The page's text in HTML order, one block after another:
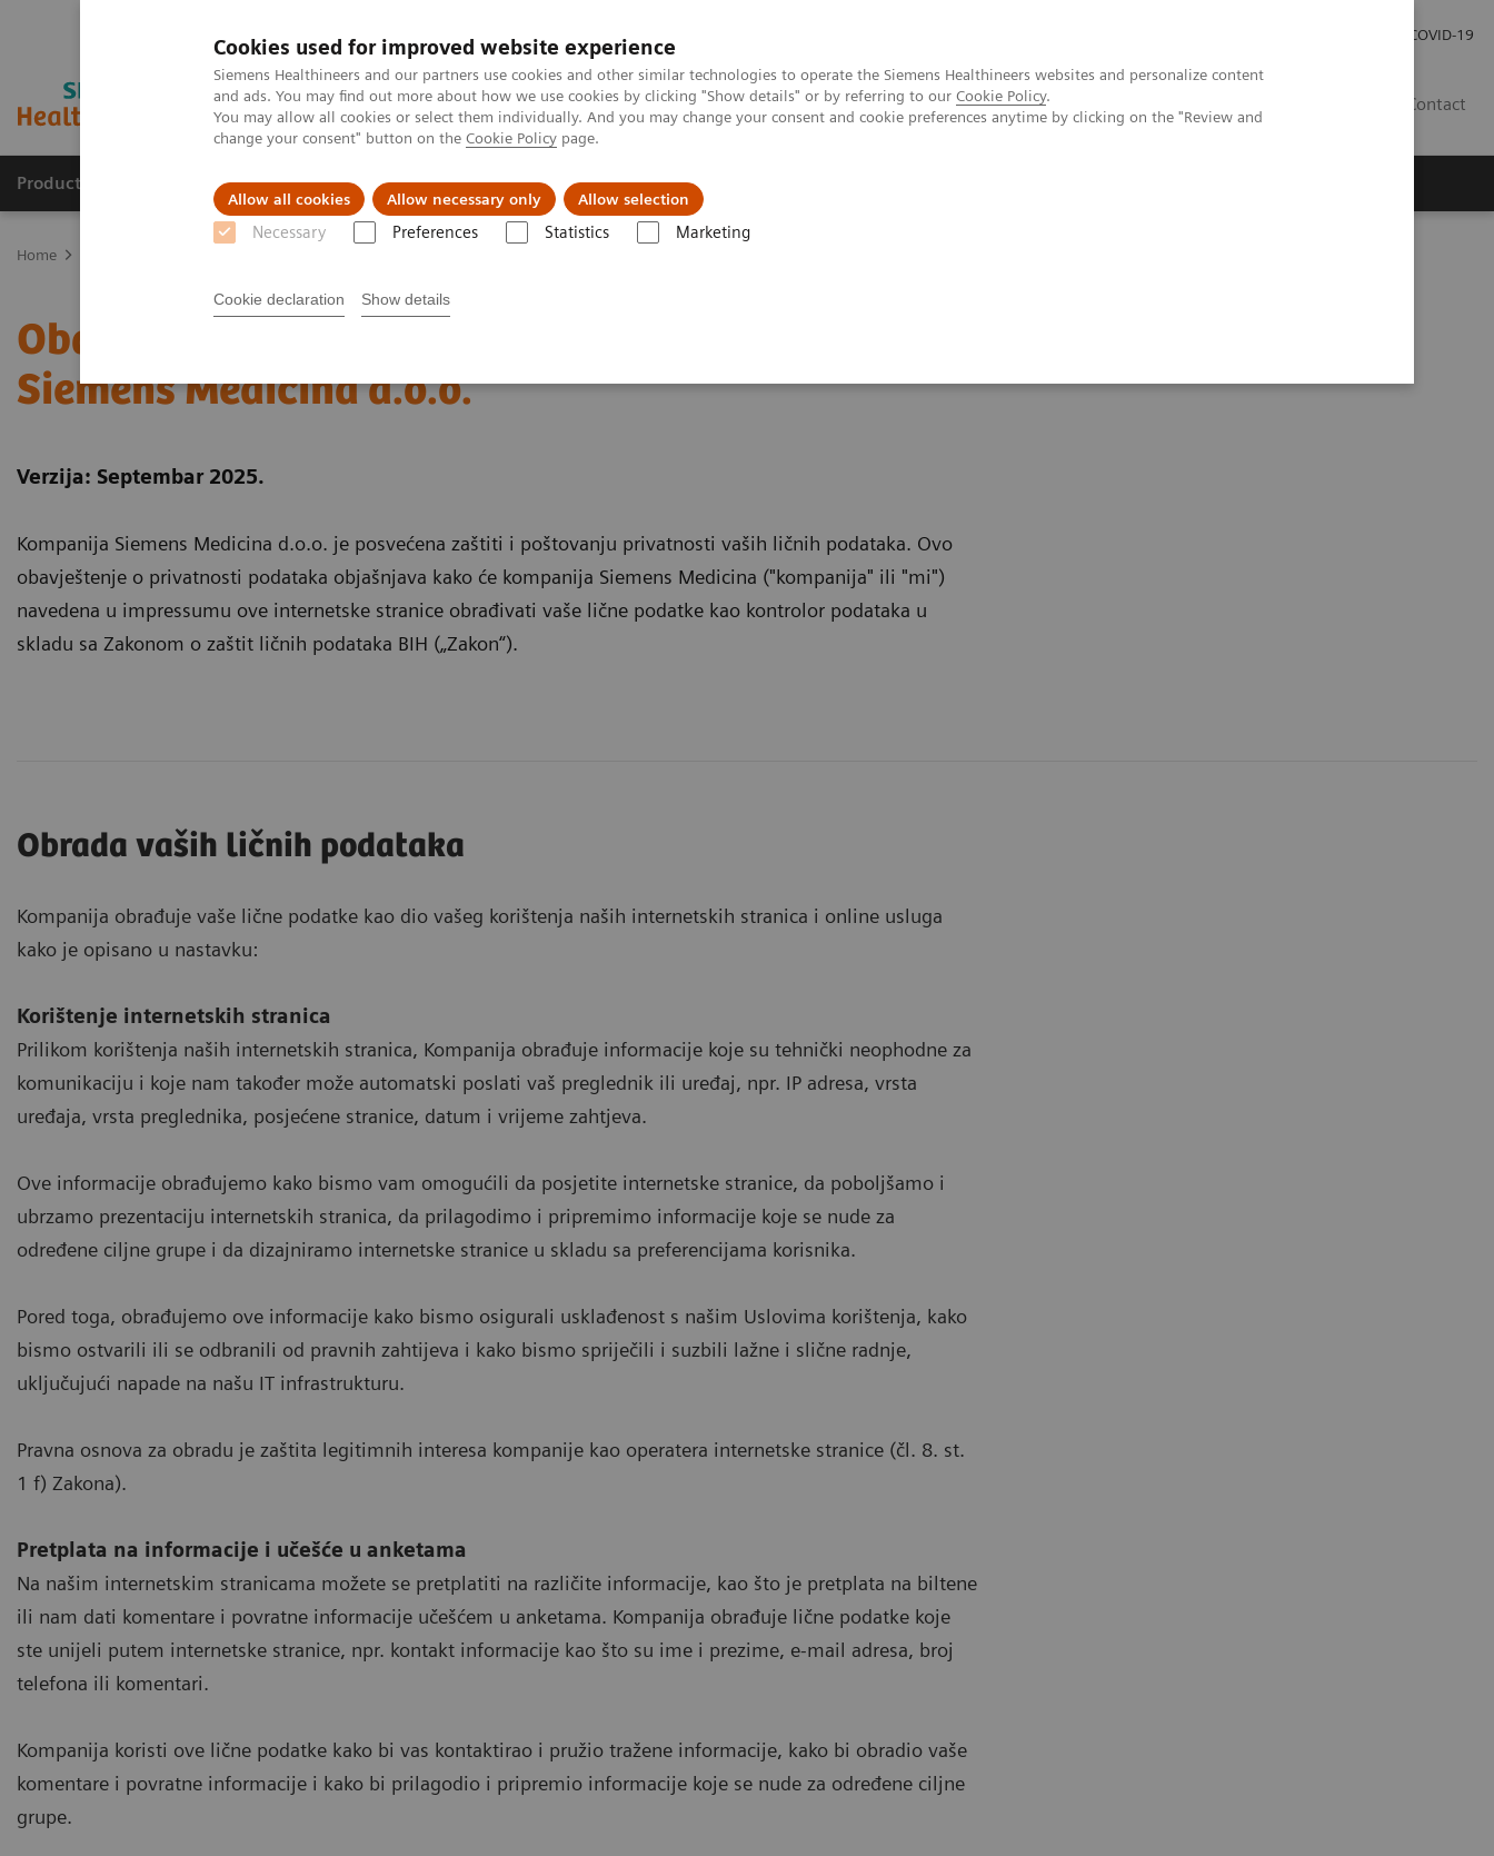
Cookies used for improved website experience
Siemens Healthineers and our partners use cookies and other similar technologies to operate the Siemens Healthineers websites and personalize content
and ads. You may find out more about how we use cookies by clicking "Show details" or by referring to our Cookie Policy.
You may allow all cookies or select them individually. And you may change your consent and cookie preferences anytime by clicking on the "Review and
change your consent" button on the Cookie Policy page.
Allow all cookies Allow necessary only Allow selection
Necessary Preferences Statistics Marketing
Cookie declaration Show details
COVID-19
Contact
Products & Services Clinical Fields Support & Documentation
Home
Obavještenje o privatnosti podataka kompanije
Siemens Medicina d.o.o.
Verzija: Septembar 2025.
Kompanija Siemens Medicina d.o.o. je posvećena zaštiti i poštovanju privatnosti vaših ličnih podataka. Ovo
obavještenje o privatnosti podataka objašnjava kako će kompanija Siemens Medicina ("kompanija" ili "mi")
navedena u impressumu ove internetske stranice obrađivati vaše lične podatke kao kontrolor podataka u
skladu sa Zakonom o zaštit ličnih podataka BIH („Zakon“).
Obrada vaših ličnih podataka
Kompanija obrađuje vaše lične podatke kao dio vašeg korištenja naših internetskih stranica i online usluga
kako je opisano u nastavku:
Korištenje internetskih stranica
Prilikom korištenja naših internetskih stranica, Kompanija obrađuje informacije koje su tehnički neophodne za
komunikaciju i koje nam također može automatski poslati vaš preglednik ili uređaj, npr. IP adresa, vrsta
uređaja, vrsta preglednika, posjećene stranice, datum i vrijeme zahtjeva.
Ove informacije obrađujemo kako bismo vam omogućili da posjetite internetske stranice, da poboljšamo i
ubrzamo prezentaciju internetskih stranica, da prilagodimo i pripremimo informacije koje se nude za
određene ciljne grupe i da dizajniramo internetske stranice u skladu sa preferencijama korisnika.
Pored toga, obrađujemo ove informacije kako bismo osigurali usklađenost s našim Uslovima korištenja, kako
bismo ostvarili ili se odbranili od pravnih zahtijeva i kako bismo spriječili i suzbili lažne i slične radnje,
uključujući napade na našu IT infrastrukturu.
Pravna osnova za obradu je zaštita legitimnih interesa kompanije kao operatera internetske stranice (čl. 8. st.
1 f) Zakona).
Pretplata na informacije i učešće u anketama
Na našim internetskim stranicama možete se pretplatiti na različite informacije, kao što je pretplata na biltene
ili nam dati komentare i povratne informacije učešćem u anketama. Kompanija obrađuje lične podatke koje
ste unijeli putem internetske stranice, npr. kontakt informacije kao što su ime i prezime, e-mail adresa, broj
telefona ili komentari.
Kompanija koristi ove lične podatke kako bi vas kontaktirao i pružio tražene informacije, kako bi obradio vaše
komentare i povratne informacije i kako bi prilagodio i pripremio informacije koje se nude za određene ciljne
grupe.